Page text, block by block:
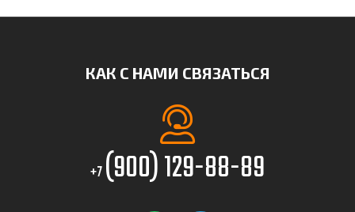
КАК С НАМИ СВЯЗАТЬСЯ
+7(900) 129-88-89